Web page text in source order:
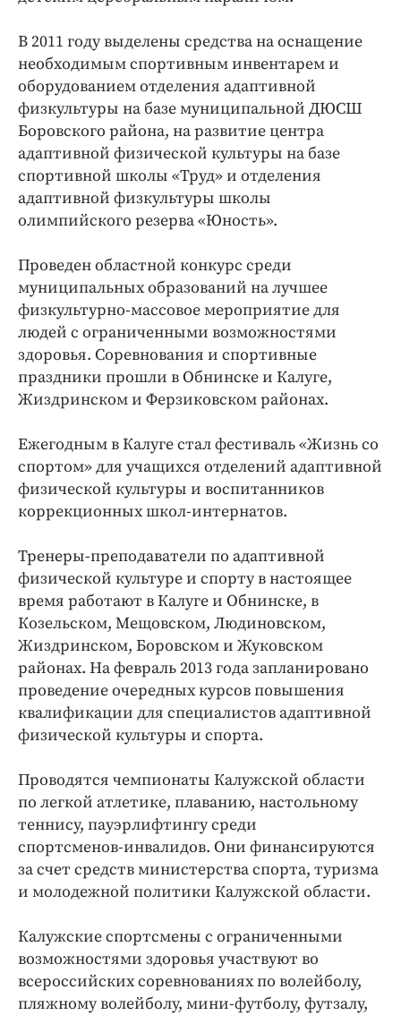
В 2011 году выделены средства на оснащение
необходимым спортивным инвентарем и
оборудованием отделения адаптивной
физкультуры на базе муниципальной ДЮСШ
Боровского района, на развитие центра
адаптивной физической культуры на базе
спортивной школы «Труд» и отделения
адаптивной физкультуры школы
олимпийского резерва «Юность».
Проведен областной конкурс среди
муниципальных образований на лучшее
физкультурно-массовое мероприятие для
людей с ограниченными возможностями
здоровья. Соревнования и спортивные
праздники прошли в Обнинске и Калуге,
Жиздринском и Ферзиковском районах.
Ежегодным в Калуге стал фестиваль «Жизнь со
спортом» для учащихся отделений адаптивной
физической культуры и воспитанников
коррекционных школ-интернатов.
Тренеры-преподаватели по адаптивной
физической культуре и спорту в настоящее
время работают в Калуге и Обнинске, в
Козельском, Мещовском, Людиновском,
Жиздринском, Боровском и Жуковском
районах. На февраль 2013 года запланировано
проведение очередных курсов повышения
квалификации для специалистов адаптивной
физической культуры и спорта.
Проводятся чемпионаты Калужской области
по легкой атлетике, плаванию, настольному
теннису, пауэрлифтингу среди
спортсменов‑инвалидов. Они финансируются
за счет средств министерства спорта, туризма
и молодежной политики Калужской области.
Калужские спортсмены с ограниченными
возможностями здоровья участвуют во
всероссийских соревнованиях по волейболу,
пляжному волейболу, мини-футболу, футзалу,